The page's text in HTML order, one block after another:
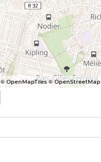
© OpenMapTiles © OpenStreetMap